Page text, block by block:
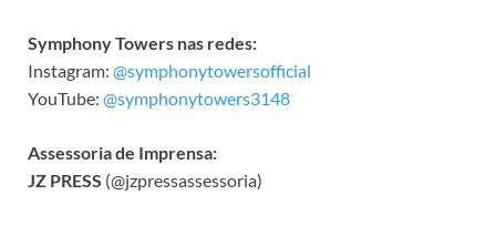
Symphony Towers nas redes:
Instagram: @symphonytowersofficial
YouTube: @symphonytowers3148
Assessoria de Imprensa:
JZ PRESS (@jzpressassessoria)